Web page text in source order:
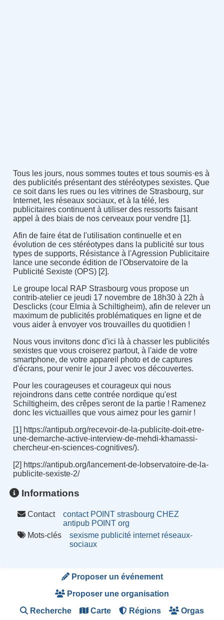
Tous les jours, nous sommes toutes et tous soumis·es à
des publicités présentant des stéréotypes sexistes. Que
ce soit dans les rues ou les vitrines de Strasbourg, sur
Internet, les réseaux sociaux, et à la télé, les
publicitaires continuent à utiliser des ressorts faisant
appel à des biais de nos cerveaux pour vendre [1].
Afin de faire état de l'utilisation continuelle et en
évolution de ces stéréotypes dans la publicité sur tous
types de supports, Résistance à l'Agression Publicitaire
lance une seconde édition de l'Observatoire de la
Publicité Sexiste (OPS) [2].
Le groupe local RAP Strasbourg vous propose un
contrib-atelier ce jeudi 17 novembre de 18h30 à 22h à
Desclicks (cour Elmia à Schiltigheim), afin de relever un
maximum de publicités problématiques en ligne et de
vous aider à envoyer vos trouvailles du quotidien !
Nous vous invitons donc d'ici là à chasser les publicités
sexistes que vous croiserez partout, à l'aide de votre
smartphone, de votre appareil photo et de captures
d'écrans, pour venir le jour J avec vos découvertes.
Pour les courageuses et courageux qui nous
rejoindrons dans cette contrée nordique qu'est
Schiltigheim, des crêpes seront de la partie ! Ramenez
donc les victuailles que vous aimez pour les garnir !
[1] https://antipub.org/recevoir-de-la-publicite-doit-etre-
une-demarche-active-interview-de-mehdi-khamassi-
chercheur-en-sciences-cognitives/).
[2] https://antipub.org/lancement-de-lobservatoire-de-la-
publicite-sexiste-2/
Informations
Contact
contact POINT strasbourg CHEZ
antipub POINT org
Mots-clés
sexisme publicité internet réseaux-
sociaux
Proposer un événement
Proposer une organisation
Recherche Carte Régions Orgas